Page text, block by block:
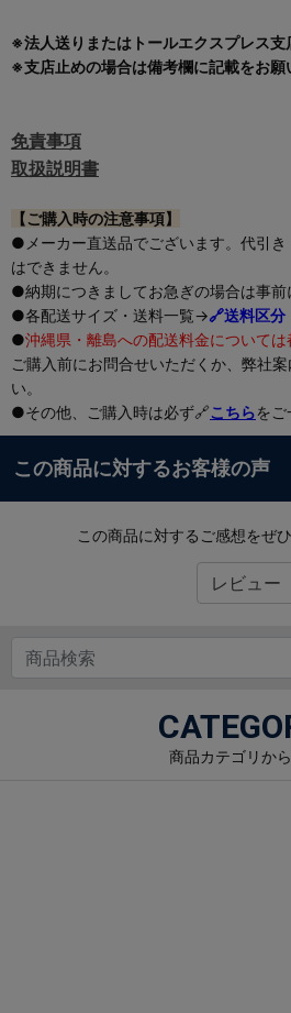
※法人送りまたはトールエクスプレス支
※支店止めの場合は備考欄に記載をお願
免責事項
取扱説明書
【ご購入時の注意事項】
●メーカー直送品でございます。代引
はできません。
●納期につきましてお急ぎの場合は事前
●各配送サイズ・送料一覧→🔗送料区分
●沖縄県・離島への配送料金については
ご購入前にお問合せいただくか、弊社
い。
●その他、ご購入時は必ず🔗こちらをご
この商品に対するお客様の声
この商品に対するご感想をぜ
レビュー
商品カテゴリか